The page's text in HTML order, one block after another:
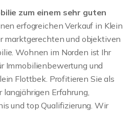
zum einem sehr guten
erfogreichen Verkauf in Klein
marktgerechten und objektiven
Wohnen im Norden ist Ihr
Immobilienbewertung und
Flottbek. Profitieren Sie als
langjährigen Erfahrung,
und top Qualifizierung. Wir